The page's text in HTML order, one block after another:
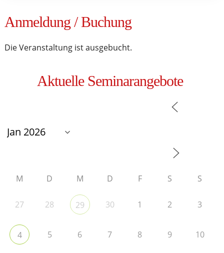
Anmeldung / Buchung
Die Veranstaltung ist ausgebucht.
Aktuelle Seminarangebote
M D M D F S S
27 28 29 30 1 2 3
4 5 6 7 8 9 10